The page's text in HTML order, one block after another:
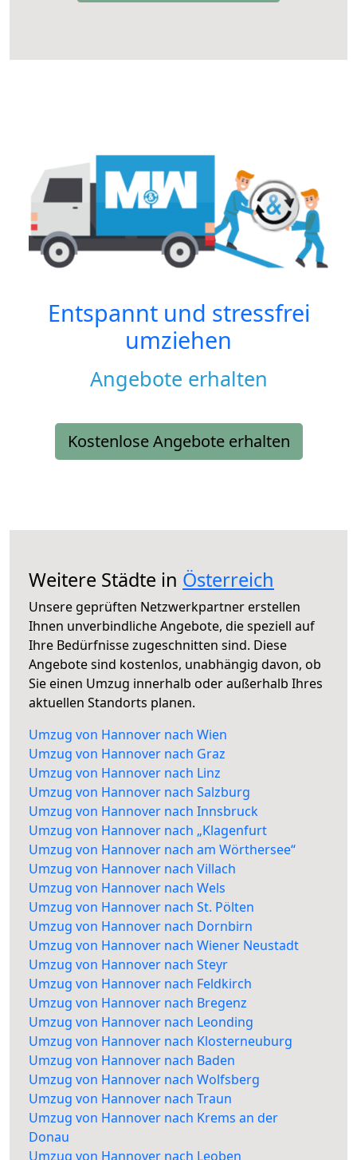
Entspannt und stressfrei
umziehen
Angebote erhalten
Kostenlose Angebote erhalten
Weitere Städte in Österreich
Unsere geprüften Netzwerkpartner erstellen
Ihnen unverbindliche Angebote, die speziell auf
Ihre Bedürfnisse zugeschnitten sind. Diese
Angebote sind kostenlos, unabhängig davon, ob
Sie einen Umzug innerhalb oder außerhalb Ihres
aktuellen Standorts planen.
Umzug von Hannover nach Wien
Umzug von Hannover nach Graz
Umzug von Hannover nach Linz
Umzug von Hannover nach Salzburg
Umzug von Hannover nach Innsbruck
Umzug von Hannover nach „Klagenfurt
Umzug von Hannover nach am Wörthersee“
Umzug von Hannover nach Villach
Umzug von Hannover nach Wels
Umzug von Hannover nach St. Pölten
Umzug von Hannover nach Dornbirn
Umzug von Hannover nach Wiener Neustadt
Umzug von Hannover nach Steyr
Umzug von Hannover nach Feldkirch
Umzug von Hannover nach Bregenz
Umzug von Hannover nach Leonding
Umzug von Hannover nach Klosterneuburg
Umzug von Hannover nach Baden
Umzug von Hannover nach Wolfsberg
Umzug von Hannover nach Traun
Umzug von Hannover nach Krems an der
Donau
Umzug von Hannover nach Leoben